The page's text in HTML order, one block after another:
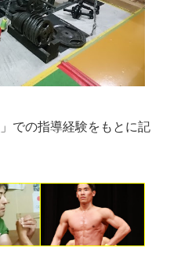
」での指導経験をもとに記